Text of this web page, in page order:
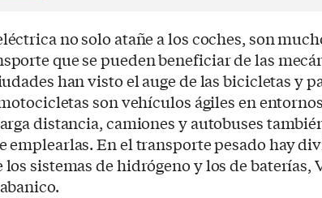
no solo atañe a los coches, son
que se pueden beneficiar de las
han visto el auge de las bicicletas y
son vehículos ágiles en entornos
distancia, camiones y autobuses
emplearlas. En el transporte pesado hay
sistemas de hidrógeno y los de baterías,